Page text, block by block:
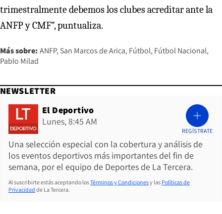
trimestralmente debemos los clubes acreditar ante la
ANFP y CMF”, puntualiza.
Más sobre: ANFP San Marcos de Arica Fútbol Fútbol Nacional
Pablo Milad
NEWSLETTER
El Deportivo
Lunes, 8:45 AM
Una selección especial con la cobertura y análisis de
los eventos deportivos más importantes del fin de
semana, por el equipo de Deportes de La Tercera.
REGÍSTRATE
Al suscribirte estás aceptando losTérminos y Condicionesy las Políticas de
Privacidad de La Tercera.